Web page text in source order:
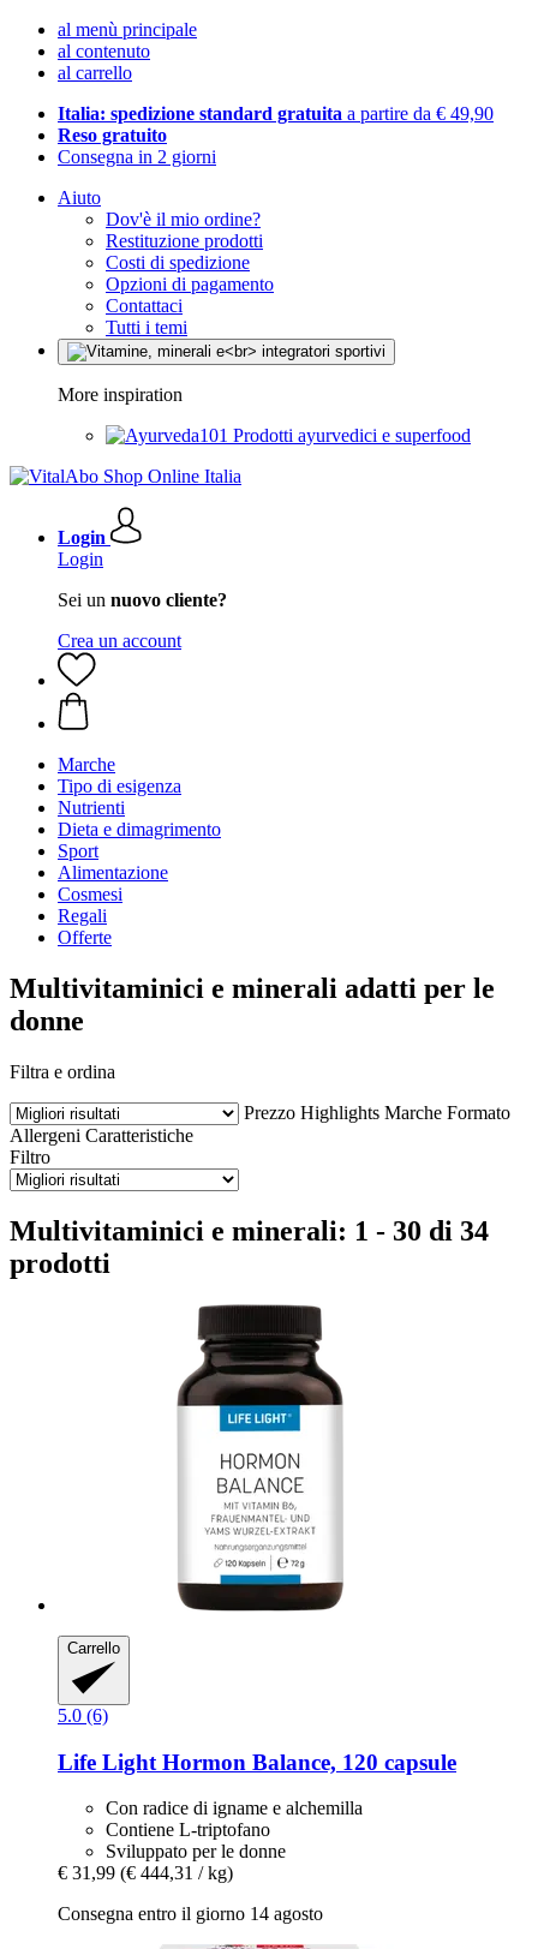
al menù principale
al contenuto
al carrello
Italia: spedizione standard gratuita a partire da € 49,90
Reso gratuito
Consegna in 2 giorni
Aiuto
Dov'è il mio ordine?
Restituzione prodotti
Costi di spedizione
Opzioni di pagamento
Contattaci
Tutti i temi
More inspiration
Prodotti ayurvedici e superfood
Login
Login
Sei un nuovo cliente?
Crea un account
Marche
Tipo di esigenza
Nutrienti
Dieta e dimagrimento
Sport
Alimentazione
Cosmesi
Regali
Offerte
Multivitaminici e minerali adatti per le
donne
Filtra e ordina
Prezzo Highlights Marche Formato
Allergeni Caratteristiche
Filtro
Multivitaminici e minerali: 1 - 30 di 34
prodotti
Carrello
5.0 (6)
Life Light Hormon Balance, 120 capsule
Con radice di igname e alchemilla
Contiene L-triptofano
Sviluppato per le donne
€ 31,99 (€ 444,31 / kg)
Consegna entro il giorno 14 agosto